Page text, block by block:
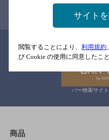
情報提供
関連
バー検索サイ
商品
サイト
閲覧することにより、 利用規約、
び Cookie の使用に同意したこ